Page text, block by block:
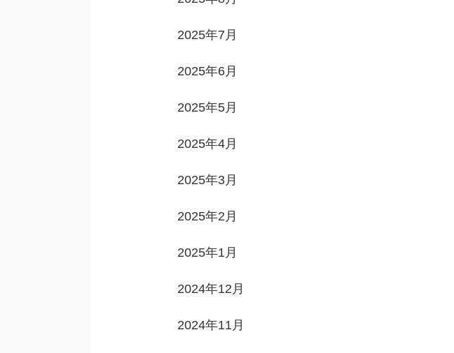
2025年7月
2025年6月
2025年5月
2025年4月
2025年3月
2025年2月
2025年1月
2024年12月
2024年11月